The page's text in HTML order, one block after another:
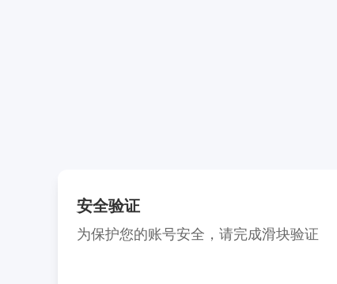
安全验证
为保护您的账号安全，请完成滑块验证